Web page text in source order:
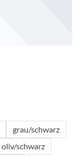
grau/schwarz
oliv/schwarz